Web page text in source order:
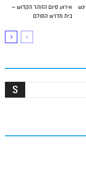
אירוע סיום הזוהר הקדוש –
בית מדרש הסולם